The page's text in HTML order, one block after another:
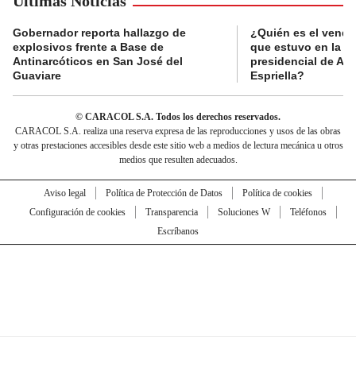
Gobernador reporta hallazgo de
explosivos frente a Base de
Antinarcóticos en San José del
Guaviare
¿Quién es el
que estuvo en la
presidencial de
Espriella?
© CARACOL S.A. Todos los derechos reservados.
CARACOL S.A. realiza una reserva expresa de las reproducciones y usos de las obras
y otras prestaciones accesibles desde este sitio web a medios de lectura mecánica u otros
medios que resulten adecuados.
Aviso legal Política de Protección de Datos
Política de cookies
Configuración de cookies
Transparencia Soluciones W
Teléfonos
Escríbanos